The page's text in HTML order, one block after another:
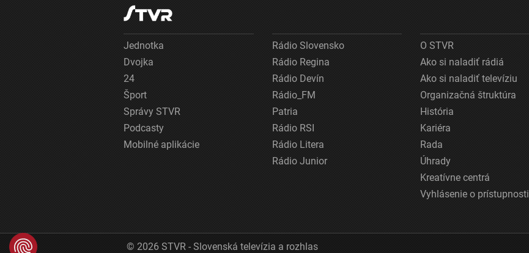
Jednotka
Dvojka
24
Šport
Správy STVR
Podcasty
Mobilné aplikácie
Rádio Slovensko
Rádio Regina
Rádio Devín
Rádio_FM
Patria
Rádio RSI
Rádio Litera
Rádio Junior
O STVR
Ako si naladiť rádiá
Ako si naladiť televíziu
Organizačná štruktúra
História
Kariéra
Rada
Úhrady
Kreatívne centrá
Vyhlásenie o prístupnosti
© 2026 STVR - Slovenská televízia a rozhlas